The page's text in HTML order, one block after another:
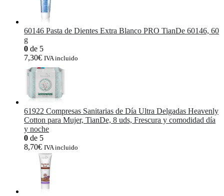
60146 Pasta de Dientes Extra Blanco PRO TianDe 60146, 60
g
0 de 5
7,30€ IVA incluido
61922 Compresas Sanitarias de Día Ultra Delgadas Heavenly
Cotton para Mujer, TianDe, 8 uds, Frescura y comodidad día
y noche
0 de 5
8,70€ IVA incluido